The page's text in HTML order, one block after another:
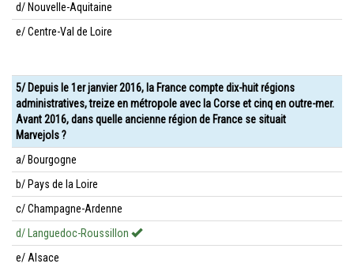
d/ Nouvelle-Aquitaine
e/ Centre-Val de Loire
5/ Depuis le 1er janvier 2016, la France compte dix-huit régions
administratives, treize en métropole avec la Corse et cinq en outre-mer.
Avant 2016, dans quelle ancienne région de France se situait
Marvejols ?
a/ Bourgogne
b/ Pays de la Loire
c/ Champagne-Ardenne
d/ Languedoc-Roussillon
e/ Alsace